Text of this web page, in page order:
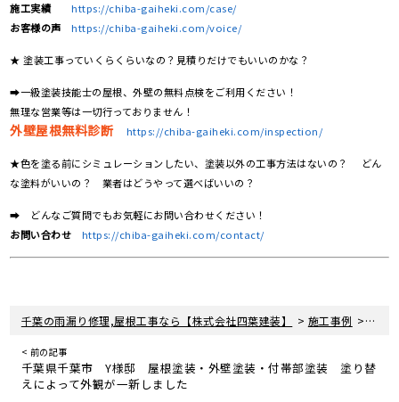
施工実績
https://chiba-gaiheki.com/case/
お客様の声
https://chiba-gaiheki.com/voice/
★ 塗装工事っていくらくらいなの？見積りだけでもいいのかな？
➡一級塗装技能士の屋根、外壁の無料点検をご利用ください！
無理な営業等は一切行っておりません！
外壁屋根無料診断 https://chiba-gaiheki.com/inspection/
★色を塗る前にシミュレーションしたい、塗装以外の工事方法はないの？ どん
な塗料がいいの？ 業者はどうやって選べばいいの？
➡ どんなご質問でもお気軽にお問い合わせください！
お問い合わせ
https://chiba-gaiheki.com/contact/
千葉の雨漏り修理,屋根工事なら【株式会社四葉建装】 > 施工事例 > 千葉
< 前の記事
千葉県千葉市 Y様邸 屋根塗装・外壁塗装・付帯部塗装 塗り替
えによって外観が一新しました